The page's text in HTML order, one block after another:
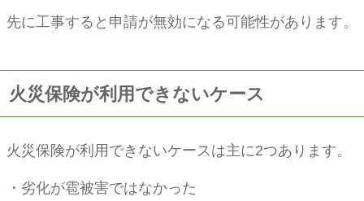
先に工事すると申請が無効になる可能性があります。
火災保険が利用できないケース
火災保険が利用できないケースは主に2つあります。
・劣化が雹被害ではなかった